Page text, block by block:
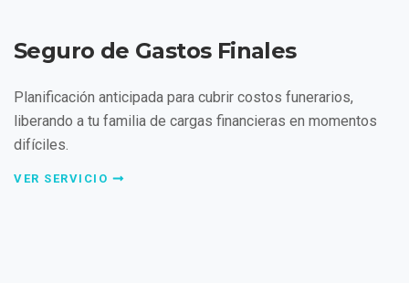
Seguro de Gastos Finales
Planificación anticipada para cubrir costos funerarios,
liberando a tu familia de cargas financieras en momentos
difíciles.
VER SERVICIO